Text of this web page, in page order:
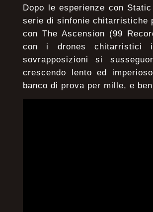
Dopo le esperienze con
serie di sinfonie chitarristiche
con The Ascension (99
con i drones chitarristici
sovrapposizioni si
crescendo lento ed
banco di prova per mille, e